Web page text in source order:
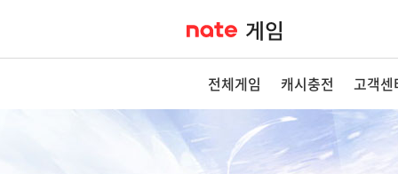
전체게임 캐시충전 고객센